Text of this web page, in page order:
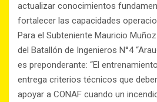
actualizar conocimientos
fortalecer las capacidades
Para el Subteniente Mauricio Muñoz
del Batallón de Ingenieros N°4
es preponderante: “El
entrega criterios técnicos que
apoyar a CONAF cuando un